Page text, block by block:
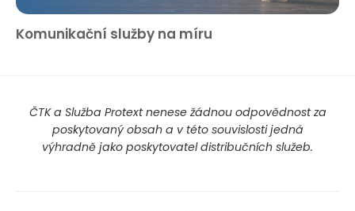
Komunikační služby na míru
ČTK a Služba Protext nenese žádnou odpovědnost za
poskytovaný obsah a v této souvislosti jedná
výhradně jako poskytovatel distribučních služeb.